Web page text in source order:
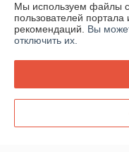
Политика обработки
Сайт создан на
Мы используем файлы
пользователей
рекомендаций. Вы
отключить их.